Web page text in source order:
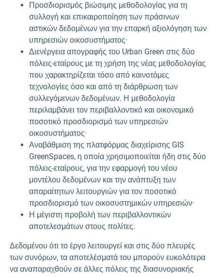
Προσδιορισμός βιώσιμης μεθοδολογίας για τη
συλλογή και επικαιροποίηση των πράσινων
αστικών δεδομένων για την επαρκή αξιολόγηση των
υπηρεσιών οικοσυστήματος·
Διενέργεια απογραφής του Urban Green στις δύο
πόλεις-εταίρους με τη χρήση της νέας μεθοδολογίας
που χαρακτηρίζεται τόσο από καινοτόμες
τεχνολογίες όσο και από τη διάρθρωση των
συλλεγόμενων δεδομένων. Η μεθοδολογία
περιλαμβάνει τον περιβαλλοντικό και οικονομικό
ποσοτικό προσδιορισμό των υπηρεσιών
οικοσυστήματος·
Αναβάθμιση της πλατφόρμας διαχείρισης GIS
GreenSpaces, η οποία χρησιμοποιείται ήδη στις δύο
πόλεις-εταίρους, για την εφαρμογή του νέου
μοντέλου δεδομένων και την ανάπτυξη των
απαραίτητων λειτουργιών για τον ποσοτικό
προσδιορισμό των οικοσυστημικών υπηρεσιών·
Η μέγιστη προβολή των περιβαλλοντικών
αποτελεσμάτων στους πολίτες.
Δεδομένου ότι το έργο λειτουργεί και στις δύο πλευρές
των συνόρων, τα αποτελέσματά του μπορούν ευκολότερα
να αναπαραχθούν σε άλλες πόλεις της διασυνοριακής